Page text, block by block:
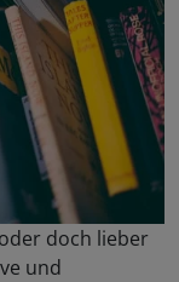
doch lieber
und